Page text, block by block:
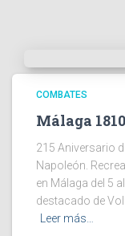
COMBATES
Málaga 1810
215 Aniversario
Napoleón.
en Málaga del 5
destacado de
Leer más…